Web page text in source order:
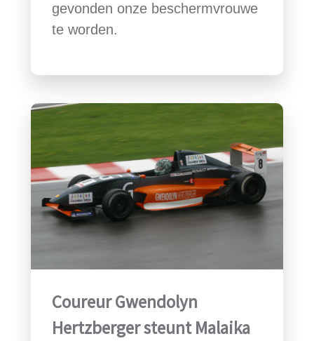
gevonden onze beschermvrouwe
te worden.
Coureur Gwendolyn
Hertzberger steunt Malaika